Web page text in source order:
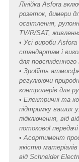
Лінійка Asfora
розеток, димери
освітлення,
TV/R/SAT,
• Усі вироби
стандартам і
для
• Зробіть
регулюючи
контролерів для
• Електричні та
підтримку ваших
підключення, від
потокової
• Асортимент
якістю
від Schneider